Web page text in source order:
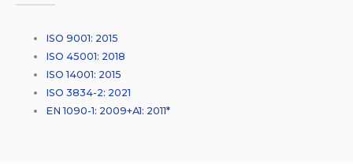
ISO 9001: 2015
ISO 45001: 2018
ISO 14001: 2015
ISO 3834-2: 2021
EN 1090-1: 2009+A1: 2011*